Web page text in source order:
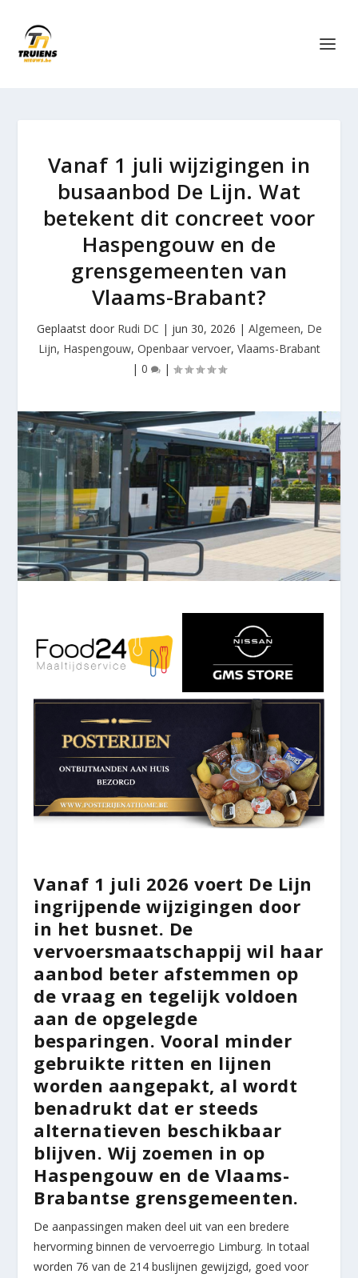
Vanaf 1 juli wijzigingen in
busaanbod De Lijn. Wat
betekent dit concreet voor
Haspengouw en de
grensgemeenten van
Vlaams-Brabant?
Geplaatst door Rudi DC | jun 30, 2026 | Algemeen, De
Lijn, Haspengouw, Openbaar vervoer, Vlaams-Brabant
| 0 |
Vanaf 1 juli 2026 voert De Lijn
ingrijpende wijzigingen door
in het busnet. De
vervoersmaatschappij wil haar
aanbod beter afstemmen op
de vraag en tegelijk voldoen
aan de opgelegde
besparingen. Vooral minder
gebruikte ritten en lijnen
worden aangepakt, al wordt
benadrukt dat er steeds
alternatieven beschikbaar
blijven. Wij zoemen in op
Haspengouw en de Vlaams-
Brabantse grensgemeenten.
De aanpassingen maken deel uit van een bredere
hervorming binnen de vervoerregio Limburg. In totaal
worden 76 van de 214 buslijnen gewijzigd, goed voor